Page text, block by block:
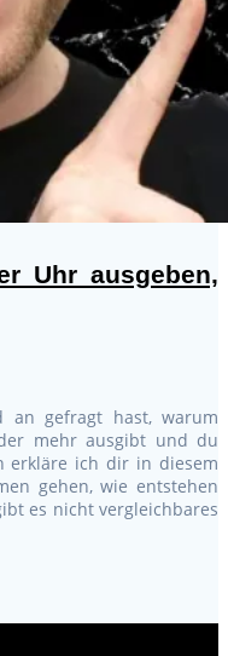
Uhr ausgeben,
gefragt hast, warum
mehr ausgibt und du
erkläre ich dir in diesem
gehen, wie entstehen
es nicht vergleichbares